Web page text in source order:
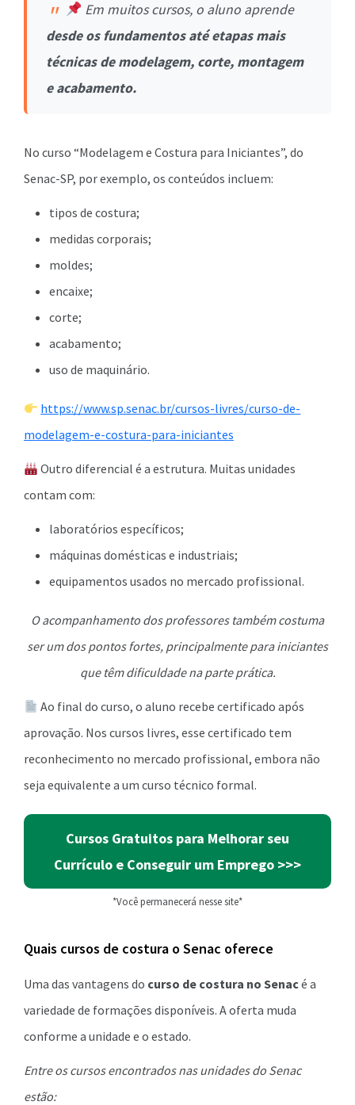
Em muitos cursos, o aluno aprende
desde os fundamentos até etapas mais
técnicas de modelagem, corte, montagem
e acabamento.
No curso “Modelagem e Costura para Iniciantes”, do
Senac-SP, por exemplo, os conteúdos incluem:
tipos de costura;
medidas corporais;
moldes;
encaixe;
corte;
acabamento;
uso de maquinário.
https://www.sp.senac.br/cursos-livres/curso-de-
modelagem-e-costura-para-iniciantes
Outro diferencial é a estrutura. Muitas unidades
contam com:
laboratórios específicos;
máquinas domésticas e industriais;
equipamentos usados no mercado profissional.
O acompanhamento dos professores também costuma
ser um dos pontos fortes, principalmente para iniciantes
que têm dificuldade na parte prática.
Ao final do curso, o aluno recebe certificado após
aprovação. Nos cursos livres, esse certificado tem
reconhecimento no mercado profissional, embora não
seja equivalente a um curso técnico formal.
Cursos Gratuitos para Melhorar seu
Currículo e Conseguir um Emprego >>>
*Você permanecerá nesse site*
Quais cursos de costura o Senac oferece
Uma das vantagens do curso de costura no Senacé a
variedade de formações disponíveis. A oferta muda
conforme a unidade e o estado.
Entre os cursos encontrados nas unidades do Senac
estão: